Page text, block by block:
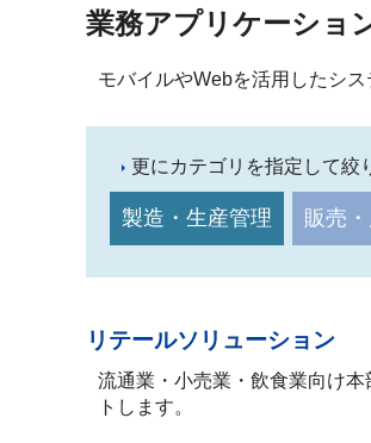
業務アプリケーショ
モバイルやWebを活用したシ
更にカテゴリを指定して絞
製造・生産管理 販売
リテールソリューション
流通業・小売業・飲食業向け
トします。